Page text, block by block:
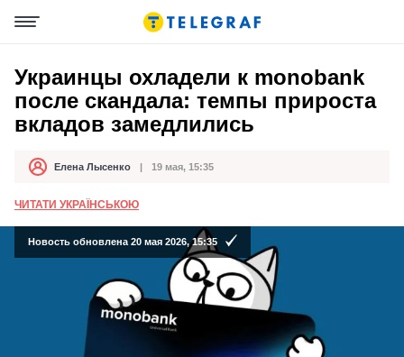
Украинцы охладели к monobank
после скандала: темпы прироста
вкладов замедлились
АвторЕлена Лысенко
Дата публикации 19 мая, 15:35
ЧИТАТИ УКРАЇНСЬКОЮ
Новость обновлена 20 мая 2026, 15:35